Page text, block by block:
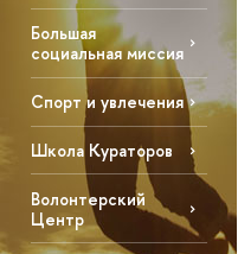
Большая
социальная миссия
Спорт и увлечения
Школа Кураторов
Волонтерский
Центр